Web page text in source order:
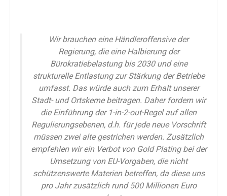
Wir brauchen eine Händleroffensive der
Regierung, die eine Halbierung der
Bürokratiebelastung bis 2030 und eine
strukturelle Entlastung zur Stärkung der Betriebe
umfasst. Das würde auch zum Erhalt unserer
Stadt- und Ortskerne beitragen. Daher fordern wir
die Einführung der 1-in-2-out-Regel auf allen
Regulierungsebenen, d.h. für jede neue Vorschrift
müssen zwei alte gestrichen werden. Zusätzlich
empfehlen wir ein Verbot von Gold Plating bei der
Umsetzung von EU-Vorgaben, die nicht
schützenswerte Materien betreffen, da diese uns
pro Jahr zusätzlich rund 500 Millionen Euro